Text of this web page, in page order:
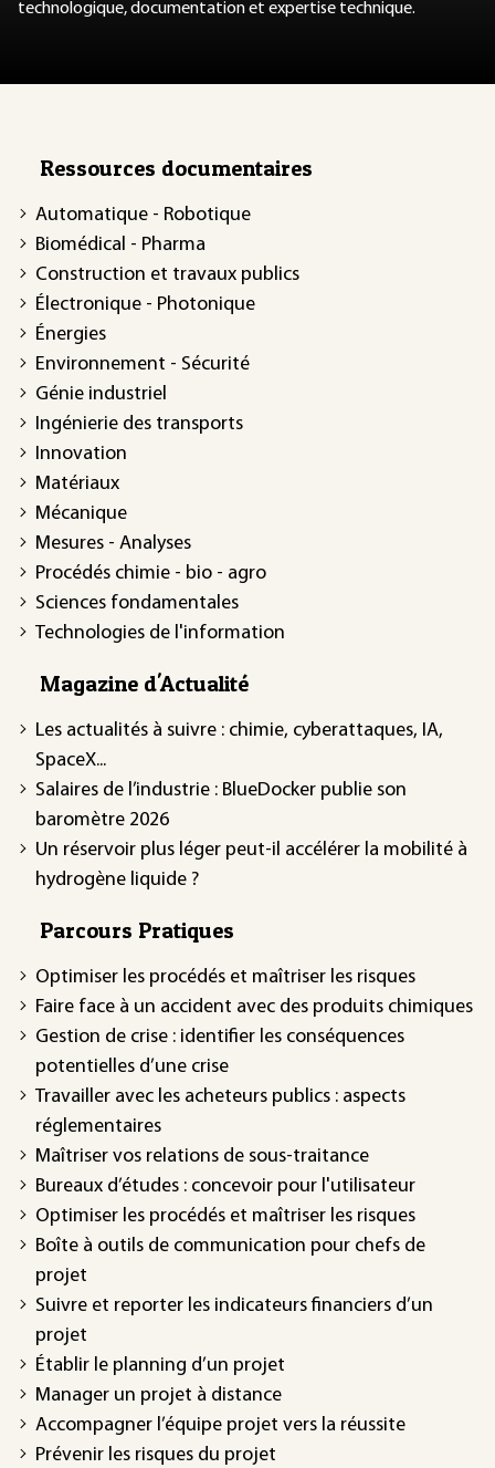
technologique, documentation et expertise technique.
Ressources documentaires
Automatique - Robotique
Biomédical - Pharma
Construction et travaux publics
Électronique - Photonique
Énergies
Environnement - Sécurité
Génie industriel
Ingénierie des transports
Innovation
Matériaux
Mécanique
Mesures - Analyses
Procédés chimie - bio - agro
Sciences fondamentales
Technologies de l'information
Magazine d'Actualité
Les actualités à suivre : chimie, cyberattaques, IA,
SpaceX...
Salaires de l’industrie : BlueDocker publie son
baromètre 2026
Un réservoir plus léger peut-il accélérer la mobilité à
hydrogène liquide ?
Parcours Pratiques
Optimiser les procédés et maîtriser les risques
Faire face à un accident avec des produits chimiques
Gestion de crise : identifier les conséquences
potentielles d’une crise
Travailler avec les acheteurs publics : aspects
réglementaires
Maîtriser vos relations de sous-traitance
Bureaux d’études : concevoir pour l'utilisateur
Optimiser les procédés et maîtriser les risques
Boîte à outils de communication pour chefs de
projet
Suivre et reporter les indicateurs financiers d’un
projet
Établir le planning d’un projet
Manager un projet à distance
Accompagner l’équipe projet vers la réussite
Prévenir les risques du projet